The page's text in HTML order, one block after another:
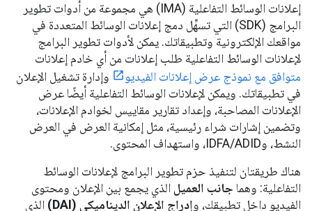
إعلانات الوسائط التفاعلية (IMA) هي مجموعة من أدوات تطوير
البرامج (SDK) التي تسهِّل دمج إعلانات الوسائط المتعددة في
مواقعك الإلكترونية وتطبيقاتك. يمكن لأدوات تطوير البرامج
لإعلانات الوسائط التفاعلية طلب إعلانات من أي خادم إعلانات
متوافق مع نموذج عرض إعلانات الفيديو
وإدارة تشغيل الإعلان
في تطبيقاتك. ويمكن لإعلانات الوسائط التفاعلية أيضًا عرض
الإعلانات المصاحبة، وإعداد تقارير مقاييس لخوادم الإعلانات،
وتضمين إشارات شراء رئيسية، مثل إمكانية العرض في العرض
النشط، وIDFA/ADID، واستهداف المحتوى.
هناك طريقتان لتنفيذ حزم تطوير البرامج لإعلانات الوسائط
التفاعلية: وهما جانب العميل الذي يجمع بين الإعلان ومحتوى
الفيديو داخل تطبيقك، وإدراج الإعلان الديناميكي (DAI)
الذي